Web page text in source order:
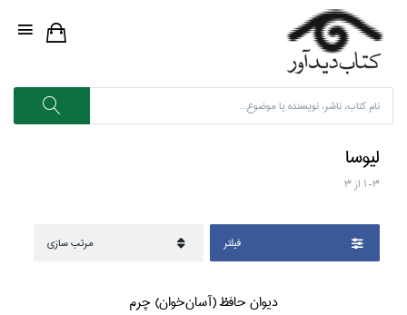
ليوسا
1-3 از3
فيلتر مرتب سازي
ديوان حافظ (آسان‌خوان) چرم